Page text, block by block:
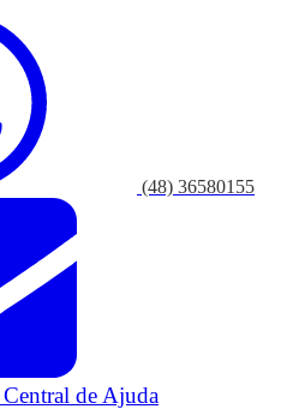
(48) 36580155
Central de Ajuda